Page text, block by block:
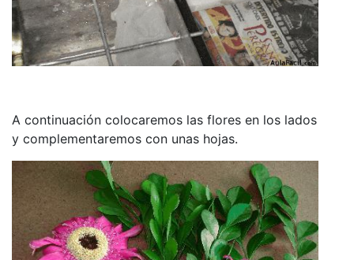
A continuación colocaremos las flores en los lados
y complementaremos con unas hojas.